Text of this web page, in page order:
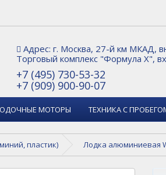
Адрес: г. Москва, 27-й км МКАД,
Торговый комплекс "Формула Х",
+7 (495) 730-53-32
+7 (909) 900-90-07
МОТОРЫ ТЕХНИКА С
пластик) Лодка алюминиевая